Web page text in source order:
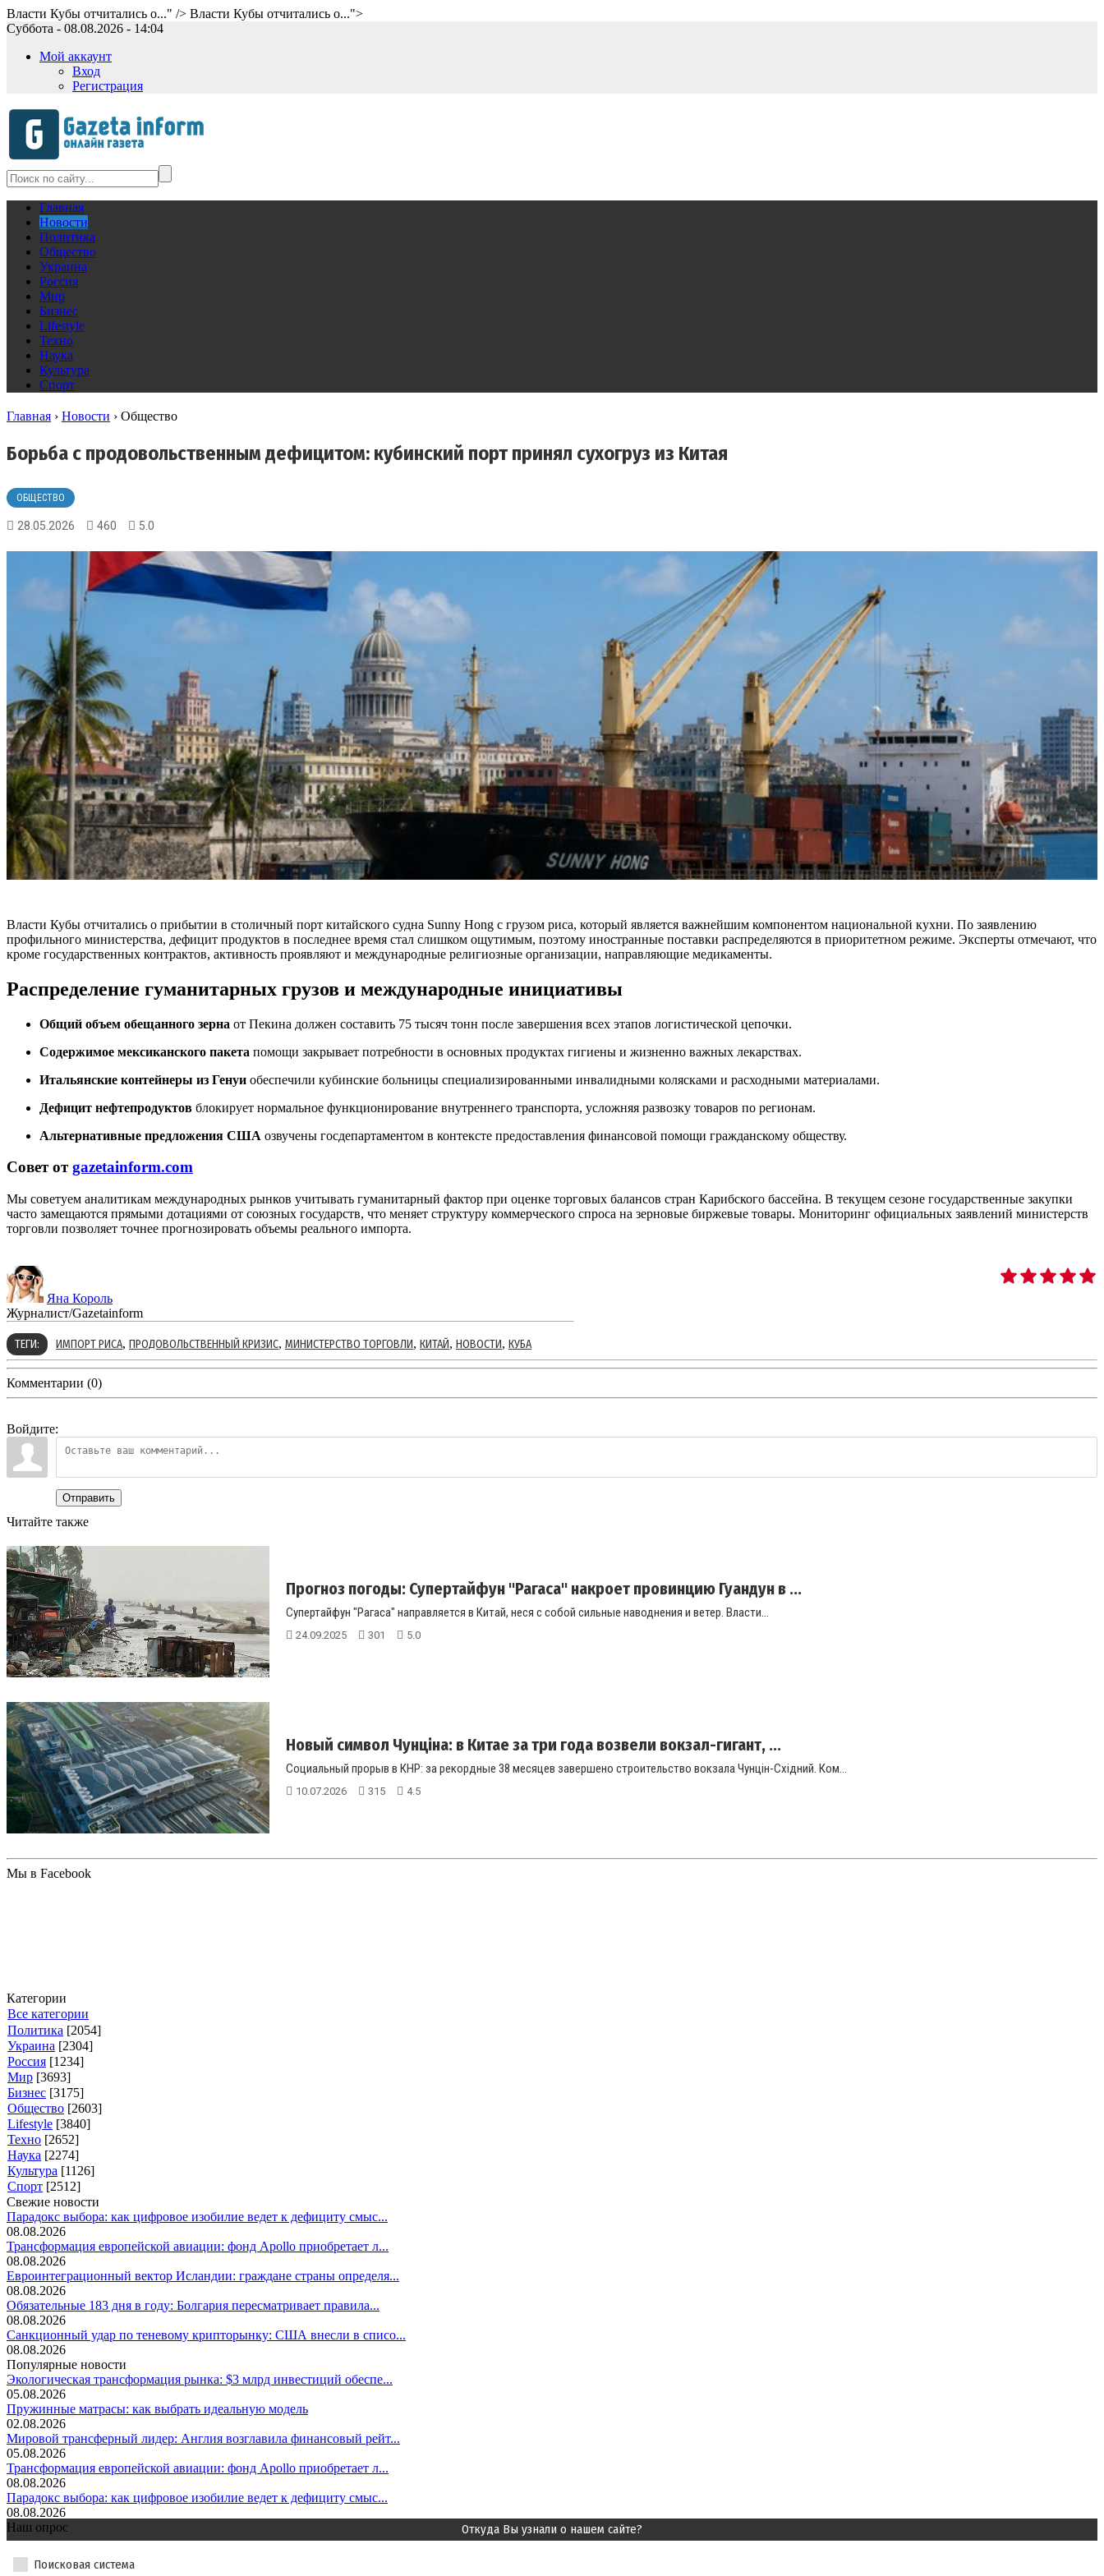
Власти Кубы отчитались о..." /> Власти Кубы отчитались о...">
Суббота - 08.08.2026 - 14:04
Мой аккаунт
Вход
Регистрация
Главная
Новости
Политика
Общество
Украина
Россия
Мир
Бизнес
Lifestyle
Техно
Наука
Культура
Спорт
Главная › Новости › Общество
Борьба с продовольственным дефицитом: кубинский порт принял сухогруз из Китая
ОБЩЕСТВО
28.05.2026 460 5.0
Власти Кубы отчитались о прибытии в столичный порт китайского судна Sunny Hong с грузом риса, который является важнейшим компонентом национальной кухни. По заявлению
профильного министерства, дефицит продуктов в последнее время стал слишком ощутимым, поэтому иностранные поставки распределяются в приоритетном режиме. Эксперты отмечают, что
кроме государственных контрактов, активность проявляют и международные религиозные организации, направляющие медикаменты.
Распределение гуманитарных грузов и международные инициативы
Общий объем обещанного зерна от Пекина должен составить 75 тысяч тонн после завершения всех этапов логистической цепочки.
Содержимое мексиканского пакета помощи закрывает потребности в основных продуктах гигиены и жизненно важных лекарствах.
Итальянские контейнеры из Генуи обеспечили кубинские больницы специализированными инвалидными колясками и расходными материалами.
Дефицит нефтепродуктов блокирует нормальное функционирование внутреннего транспорта, усложняя развозку товаров по регионам.
Альтернативные предложения США озвучены госдепартаментом в контексте предоставления финансовой помощи гражданскому обществу.
Совет отgazetainform.com
Мы советуем аналитикам международных рынков учитывать гуманитарный фактор при оценке торговых балансов стран Карибского бассейна. В текущем сезоне государственные закупки
часто замещаются прямыми дотациями от союзных государств, что меняет структуру коммерческого спроса на зерновые биржевые товары. Мониторинг официальных заявлений министерств
торговли позволяет точнее прогнозировать объемы реального импорта.
Яна Король
Журналист/Gazetainform
ТЕГИ: ИМПОРТ РИСА, ПРОДОВОЛЬСТВЕННЫЙ КРИЗИС, МИНИСТЕРСТВО ТОРГОВЛИ, КИТАЙ, НОВОСТИ, КУБА
Комментарии (0)
Войдите:
Отправить
Читайте также
Прогноз погоды: Супертайфун "Рагаса" накроет провинцию Гуандун в ...
Супертайфун "Рагаса" направляется в Китай, неся с собой сильные наводнения и ветер. Власти...
24.09.2025 301 5.0
Новый символ Чунціна: в Китае за три года возвели вокзал-гигант, ...
Социальный прорыв в КНР: за рекордные 38 месяцев завершено строительство вокзала Чунцін-Східний. Ком...
10.07.2026 315 4.5
Мы в Facebook
Категории
Все категории
Политика [2054]
Украина [2304]
Россия [1234]
Мир [3693]
Бизнес [3175]
Общество [2603]
Lifestyle [3840]
Техно [2652]
Наука [2274]
Культура [1126]
Спорт [2512]
Свежие новости
Парадокс выбора: как цифровое изобилие ведет к дефициту смыс...
08.08.2026
Трансформация европейской авиации: фонд Apollo приобретает л...
08.08.2026
Евроинтеграционный вектор Исландии: граждане страны определя...
08.08.2026
Обязательные 183 дня в году: Болгария пересматривает правила...
08.08.2026
Санкционный удар по теневому крипторынку: США внесли в списо...
08.08.2026
Популярные новости
Экологическая трансформация рынка: $3 млрд инвестиций обеспе...
05.08.2026
Пружинные матрасы: как выбрать идеальную модель
02.08.2026
Мировой трансферный лидер: Англия возглавила финансовый рейт...
05.08.2026
Трансформация европейской авиации: фонд Apollo приобретает л...
08.08.2026
Парадокс выбора: как цифровое изобилие ведет к дефициту смыс...
08.08.2026
Наш опрос
Откуда Вы узнали о нашем сайте?
Поисковая система